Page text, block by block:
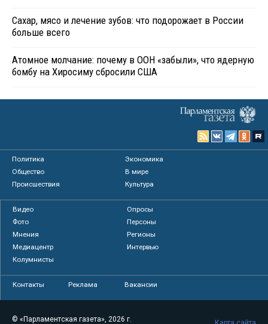
Сахар, мясо и лечение зубов: что подорожает в России
больше всего
Атомное молчание: почему в ООН «забыли», что ядерную
бомбу на Хиросиму сбросили США
Политика
Экономика
Общество
В мире
Происшествия
Культура
Видео
Опросы
Фото
Персоны
Мнения
Регионы
Медиацентр
Интервью
Колумнисты
Контакты Реклама Вакансии
© «Парламентская газета», 2026 г.